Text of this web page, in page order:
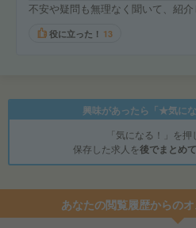
不安や疑問も無理なく聞いて、紹介
役に立った！ 13
興味があったら「★気に
「気になる！」を押
保存した求人を後でまとめ
あなたの閲覧履歴からの